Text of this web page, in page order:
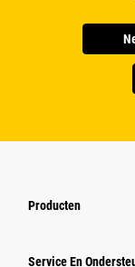
Producten
Service En